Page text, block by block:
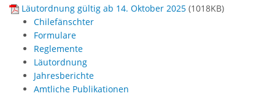
Läutordnung gültig ab 14. Oktober 2025 (1018KB)
Chilefänschter
Formulare
Reglemente
Läutordnung
Jahresberichte
Amtliche Publikationen